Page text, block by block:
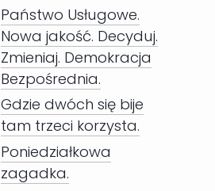
Państwo Usługowe.
Nowa jakość. Decyduj.
Zmieniaj. Demokracja
Bezpośrednia.
Gdzie dwóch się bije
tam trzeci korzysta.
Poniedziałkowa
zagadka.